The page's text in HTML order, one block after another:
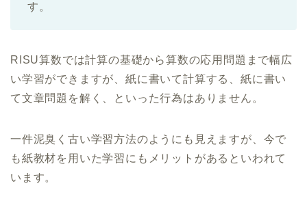
す。
RISU算数では計算の基礎から算数の応用問題まで幅広
い学習ができますが、紙に書いて計算する、紙に書い
て文章問題を解く、といった行為はありません。
一件泥臭く古い学習方法のようにも見えますが、今で
も紙教材を用いた学習にもメリットがあるといわれて
います。